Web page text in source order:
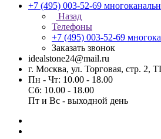
+7 (495) 003-52-69
Назад
Телефоны
+7 (495) 003-52-69
Заказать звонок
idealstone24@mail.ru
г. Москва, ул. Торговая, стр.
Пн - Чт: 10.00 - 18.00
Сб: 10.00 - 18.00
Пт и Вс - выходной день